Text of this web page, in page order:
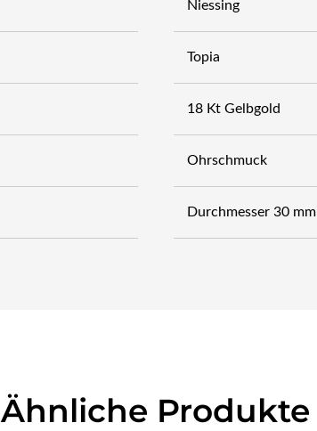
Niessing
Topia
18 Kt Gelbgold
Ohrschmuck
Durchmesser 30 mm
Ähnliche Produkte